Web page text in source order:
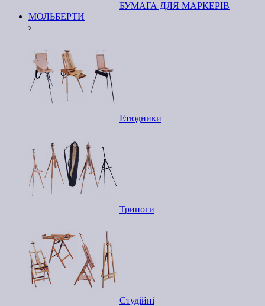
БУМАГА ДЛЯ МАРКЕРІВ
МОЛЬБЕРТИ
Етюдники
Триноги
Студійні